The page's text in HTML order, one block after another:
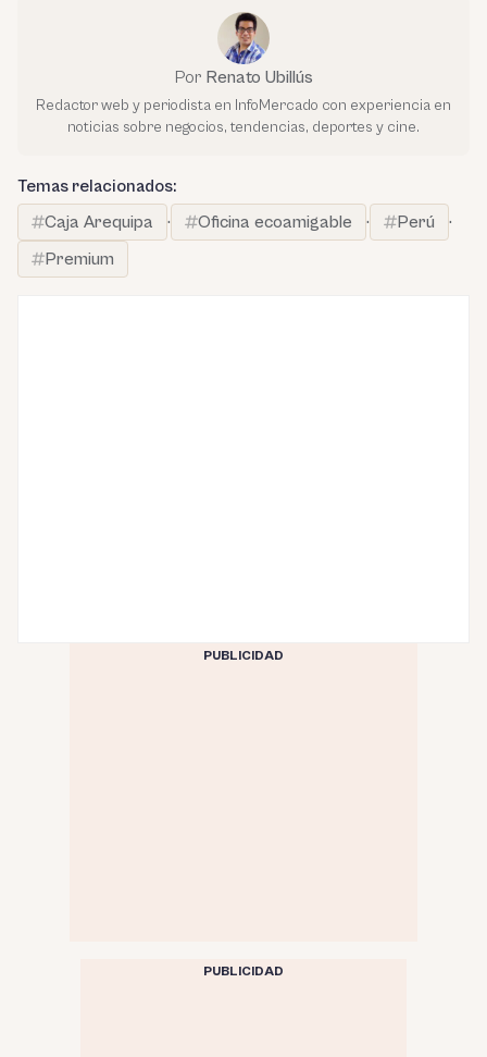
Por Renato Ubillús
Redactor web y periodista en InfoMercado con experiencia en
noticias sobre negocios, tendencias, deportes y cine.
Temas relacionados:
Caja Arequipa
· Oficina ecoamigable · Perú
·
Premium
PUBLICIDAD
PUBLICIDAD